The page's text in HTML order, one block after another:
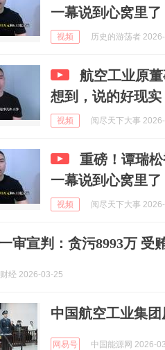
一幕说到心窝里了
视频 历史的游荡者
航空工业原
想到，说的好现实
视频 阅尽天下大事
重磅！谭瑞
一幕说到心窝里了
视频 阅尽天下大事
审宣判：贪污8993万 受
经 2026-03-25
中国航空工业集
网易号 中国能源网 2026-